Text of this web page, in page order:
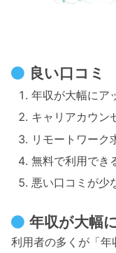
良い口コミ
年収が大幅にア
キャリアカウン
リモートワーク
無料で利用でき
悪い口コミが少
年収が大幅
利用者の多くが「